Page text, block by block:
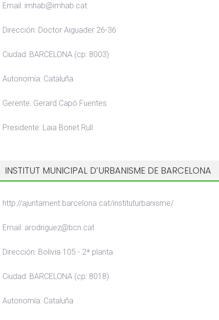
Email: imhab@imhab.cat
Dirección: Doctor Aiguader 26-36
Ciudad: BARCELONA (cp: 8003)
Autonomía: Cataluña
Gerente: Gerard Capó Fuentes
Presidente: Laia Bonet Rull
INSTITUT MUNICIPAL D’URBANISME DE BARCELONA
http://ajuntament.barcelona.cat/instituturbanisme/
Email: arodriguez@bcn.cat
Dirección: Bolivia 105 - 2ª planta
Ciudad: BARCELONA (cp: 8018)
Autonomía: Cataluña